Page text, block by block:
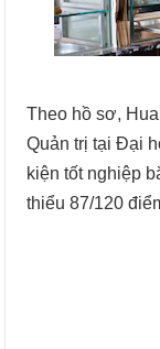
Theo hồ sơ,
Quản trị tại Đại
kiện tốt nghiệp
thiểu 87/120